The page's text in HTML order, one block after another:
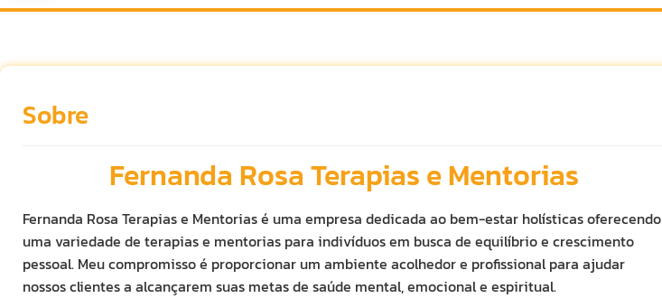
Sobre
Fernanda Rosa Terapias e Mentorias
Fernanda Rosa Terapias e Mentorias é uma empresa dedicada ao bem-estar holísticas oferecendo
uma variedade de terapias e mentorias para indivíduos em busca de equilíbrio e crescimento
pessoal. Meu compromisso é proporcionar um ambiente acolhedor e profissional para ajudar
nossos clientes a alcançarem suas metas de saúde mental, emocional e espiritual.